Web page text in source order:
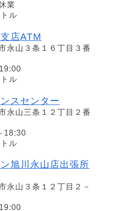
業
ル
店ATM
永山３条１６丁目３番
ル
スセンター
永山三条１２丁目２番
18:30
ル
旭川永山店出張所
永山３条１２丁目２－